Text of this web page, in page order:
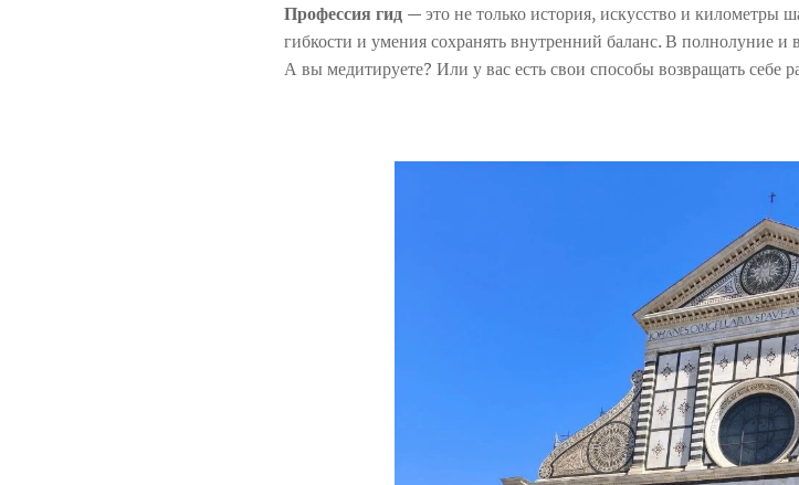
Профессия гид — это не только история, искусство и километры
гибкости и умения сохранять внутренний баланс. В полнолуние и
А вы медитируете? Или у вас есть свои способы возвращать себе